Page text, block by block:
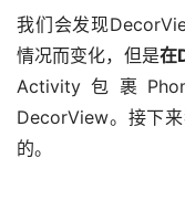
我们会发现
情况而变化，但是在
Activity包裹
DecorView。接下
的。